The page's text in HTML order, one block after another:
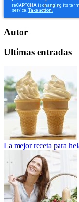
Autor
Ultimas entradas
La mejor receta para